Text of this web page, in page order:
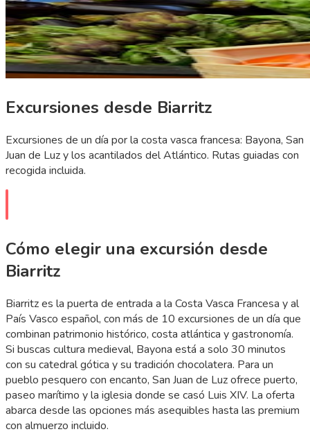
Excursiones desde Biarritz
Excursiones de un día por la costa vasca francesa: Bayona, San
Juan de Luz y los acantilados del Atlántico. Rutas guiadas con
recogida incluida.
Cómo elegir una excursión desde
Biarritz
Biarritz es la puerta de entrada a la Costa Vasca Francesa y al
País Vasco español, con más de 10 excursiones de un día que
combinan patrimonio histórico, costa atlántica y gastronomía.
Si buscas cultura medieval, Bayona está a solo 30 minutos
con su catedral gótica y su tradición chocolatera. Para un
pueblo pesquero con encanto, San Juan de Luz ofrece puerto,
paseo marítimo y la iglesia donde se casó Luis XIV. La oferta
abarca desde las opciones más asequibles hasta las premium
con almuerzo incluido.